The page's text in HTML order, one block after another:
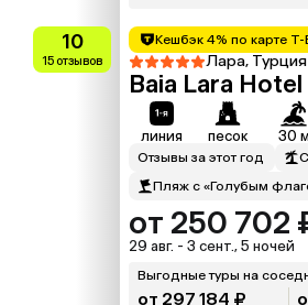
10
15 отзывов
Кешбэк 4% по карте Т-
Лара, Турция
Baia Lara Hotel
линия песок 30 м
Отзывы за этот год
Пляж с «Голубым
от 250 702
29 авг. - 3 сент., 5 ночей
Выгодные туры на
от 297 184 ₽